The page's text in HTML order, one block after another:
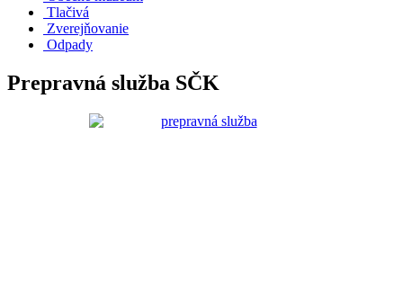
Tlačivá
Zverejňovanie
Odpady
Prepravná služba SČK